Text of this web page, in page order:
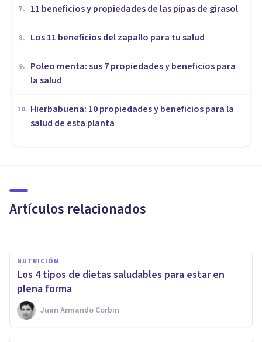
7. ​11 beneficios y propiedades de las pipas de girasol
8. Los 11 beneficios del zapallo para tu salud
9.
Poleo menta: sus 7 propiedades y beneficios para
la salud
10. Hierbabuena: 10 propiedades y beneficios para la
salud de esta planta
Artículos relacionados
Psicología y Nutrición: la
alimentación emocional
NUTRICIÓN
​Los 4 tipos de dietas saludables para estar en
plena forma
Juan Armando Corbin